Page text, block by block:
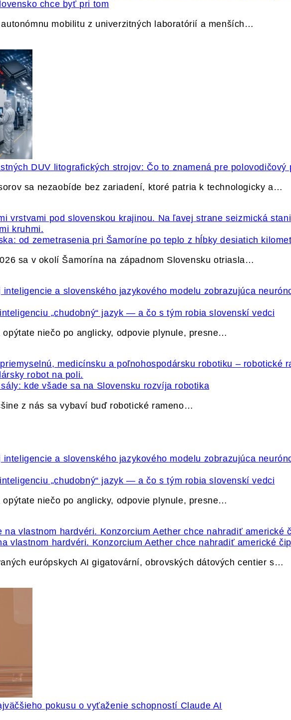
chce byť pri tom
mobilitu z univerzitných laboratórií a menších…
DUV litografických strojov: Čo to znamená pre polovodičový
sa nezaobíde bez zariadení, ktoré patria k technologicky a…
od zemetrasenia pri Šamoríne po teplo z hĺbky desiatich
sa v okolí Šamorína na západnom Slovensku otriasla…
„chudobný“ jazyk — a čo s tým robia slovenskí vedci
niečo po anglicky, odpovie plynule, presne…
kde všade sa na Slovensku rozvíja robotika
z nás sa vybaví buď robotické rameno…
„chudobný“ jazyk — a čo s tým robia slovenskí vedci
niečo po anglicky, odpovie plynule, presne…
vlastnom hardvéri. Konzorcium Aether chce nahradiť americké
európskych AI gigatovární, obrovských dátových centier s…
pokusu o vyťaženie schopností Claude AI